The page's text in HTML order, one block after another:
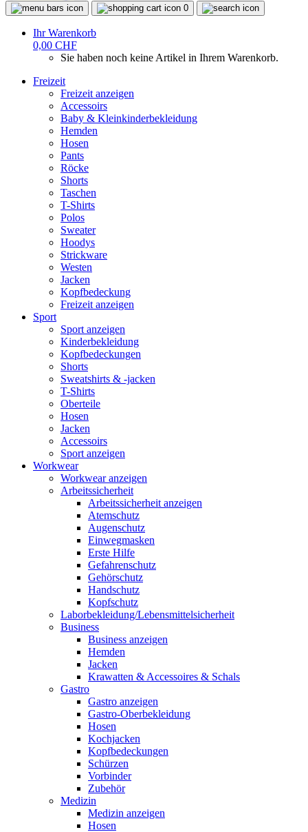
0
Ihr Warenkorb
0,00 CHF
Sie haben noch keine Artikel in Ihrem Warenkorb.
Freizeit
Freizeit anzeigen
Accessoirs
Baby & Kleinkinderbekleidung
Hemden
Hosen
Pants
Röcke
Shorts
Taschen
T-Shirts
Polos
Sweater
Hoodys
Strickware
Westen
Jacken
Kopfbedeckung
Freizeit anzeigen
Sport
Sport anzeigen
Kinderbekleidung
Kopfbedeckungen
Shorts
Sweatshirts & -jacken
T-Shirts
Oberteile
Hosen
Jacken
Accessoirs
Sport anzeigen
Workwear
Workwear anzeigen
Arbeitssicherheit
Arbeitssicherheit anzeigen
Atemschutz
Augenschutz
Einwegmasken
Erste Hilfe
Gefahrenschutz
Gehörschutz
Handschutz
Kopfschutz
Laborbekleidung/Lebensmittelsicherheit
Business
Business anzeigen
Hemden
Jacken
Krawatten & Accessoires & Schals
Gastro
Gastro anzeigen
Gastro-Oberbekleidung
Hosen
Kochjacken
Kopfbedeckungen
Schürzen
Vorbinder
Zubehör
Medizin
Medizin anzeigen
Hosen